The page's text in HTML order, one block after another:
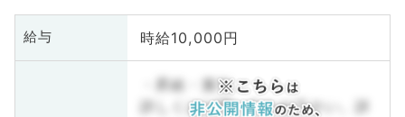
給与 時給10,000円
・昇給・賞与
詳しくはお問い合わせ下さい。詳